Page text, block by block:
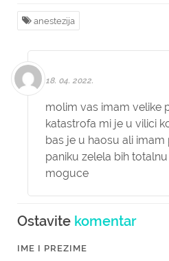
anestezija
18. 04. 2022.
molim vas imam velike
katastrofa mi je u vilici
bas je u haosu ali imam
paniku zelela bih
moguce
Ostavite komentar
IME I PREZIME